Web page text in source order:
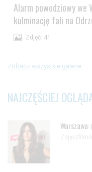
Alarm powodziowy we
kulminację fali na
Zdjęć: 41
Zobacz wszystkie galerie
NAJCZĘŚCIEJ
Zdjęc/